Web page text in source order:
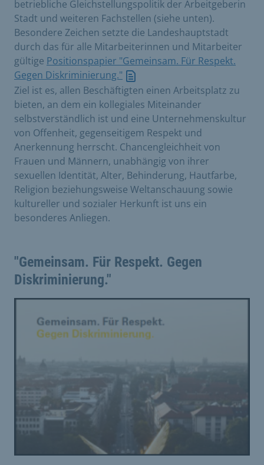
betriebliche Gleichstellungspolitik der Arbeitgeberin
Stadt und weiteren Fachstellen (siehe unten).
Besondere Zeichen setzte die Landeshauptstadt
durch das für alle Mitarbeiterinnen und Mitarbeiter
gültige Positionspapier "Gemeinsam. Für Respekt.
Gegen Diskriminierung."
Ziel ist es, allen Beschäftigten einen Arbeitsplatz zu
bieten, an dem ein kollegiales Miteinander
selbstverständlich ist und eine Unternehmenskultur
von Offenheit, gegenseitigem Respekt und
Anerkennung herrscht. Chancengleichheit von
Frauen und Männern, unabhängig von ihrer
sexuellen Identität, Alter, Behinderung, Hautfarbe,
Religion beziehungsweise Weltanschauung sowie
kultureller und sozialer Herkunft ist uns ein
besonderes Anliegen.
"Gemeinsam. Für Respekt. Gegen
Diskriminierung."